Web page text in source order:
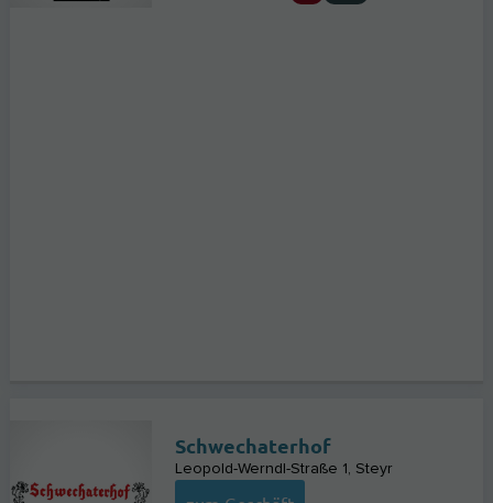
Schwechaterhof
Leopold-Werndl-Straße 1 Steyr